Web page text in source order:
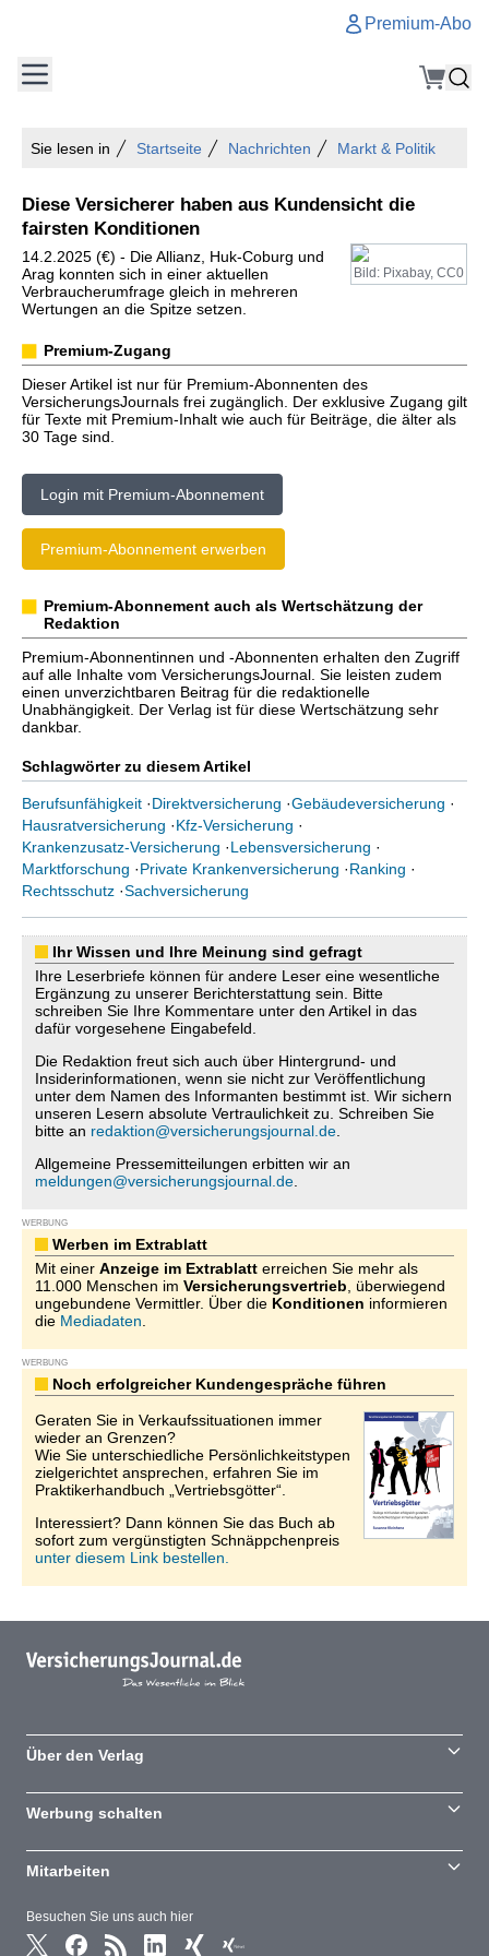
Premium-Abo
Sie lesen in Startseite Nachrichten Markt & Politik
Diese Versicherer haben aus Kundensicht die
fairsten Konditionen
Bild: Pixabay, CC0
14.2.2025 (€) - Die Allianz, Huk-Coburg und
Arag konnten sich in einer aktuellen
Verbraucherumfrage gleich in mehreren
Wertungen an die Spitze setzen.
Premium-Zugang
Dieser Artikel ist nur für Premium-Abonnenten des
VersicherungsJournals frei zugänglich. Der exklusive Zugang gilt
für Texte mit Premium-Inhalt wie auch für Beiträge, die älter als
30 Tage sind.
Login mit Premium-Abonnement
Premium-Abonnement erwerben
Premium-Abonnement auch als Wertschätzung der
Redaktion
Premium-Abonnentinnen und -Abonnenten erhalten den Zugriff
auf alle Inhalte vom VersicherungsJournal. Sie leisten zudem
einen unverzichtbaren Beitrag für die redaktionelle
Unabhängigkeit. Der Verlag ist für diese Wertschätzung sehr
dankbar.
Schlagwörter zu diesem Artikel
Berufsunfähigkeit ·Direktversicherung ·Gebäudeversicherung ·
Hausratversicherung ·Kfz-Versicherung ·
Krankenzusatz-Versicherung ·Lebensversicherung ·
Marktforschung ·Private Krankenversicherung ·Ranking ·
Rechtsschutz ·Sachversicherung
Ihr Wissen und Ihre Meinung sind gefragt
Ihre Leserbriefe können für andere Leser eine wesentliche
Ergänzung zu unserer Berichterstattung sein. Bitte
schreiben Sie Ihre Kommentare unter den Artikel in das
dafür vorgesehene Eingabefeld.
Die Redaktion freut sich auch über Hintergrund- und
Insiderinformationen, wenn sie nicht zur Veröffentlichung
unter dem Namen des Informanten bestimmt ist. Wir sichern
unseren Lesern absolute Vertraulichkeit zu. Schreiben Sie
bitte an redaktion@versicherungsjournal.de
Allgemeine Pressemitteilungen erbitten wir an
meldungen@versicherungsjournal.de
WERBUNG
Werben im Extrablatt
Mit einer Anzeige im Extrablatt erreichen Sie mehr als
11.000 Menschen im Versicherungsvertrieb , überwiegend
ungebundene Vermittler. Über die Konditionen informieren
die Mediadaten
WERBUNG
Noch erfolgreicher Kundengespräche führen
Geraten Sie in Verkaufssituationen immer
wieder an Grenzen?
Wie Sie unterschiedliche Persönlichkeitstypen
zielgerichtet ansprechen, erfahren Sie im
Praktikerhandbuch „Vertriebsgötter“.
Interessiert? Dann können Sie das Buch ab
sofort zum vergünstigten Schnäppchenpreis
unter diesem Link bestellen.
Besuchen Sie uns auch hier
Über den Verlag
Werbung schalten
Mitarbeiten